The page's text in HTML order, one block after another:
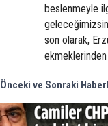
beslenmeyle
son olarak,
Önceki ve Sonraki